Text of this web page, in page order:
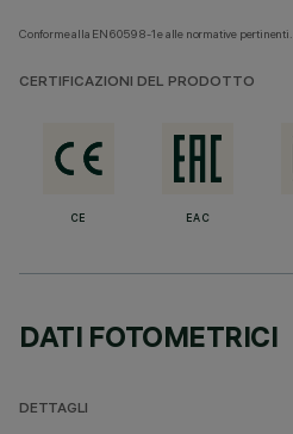
Conforme alla EN60598-1 e alle normative pertinenti.
CERTIFICAZIONI DEL PRODOTTO
CE EAC
DATI FOTOMETRICI
DETTAGLI